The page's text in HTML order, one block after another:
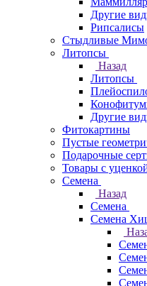
Другие
Рипсалисы
Стыдливые
Литопсы
Назад
Литопсы
Другие
Фитокартины
Пустые
Подарочные
Товары с
Семена
Назад
Семена
Семена